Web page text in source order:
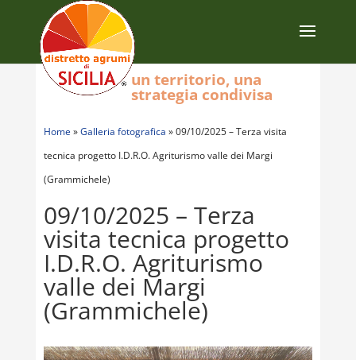
Home »Galleria fotografica »09/10/2025 – Terza visita
tecnica progetto I.D.R.O. Agriturismo valle dei Margi
(Grammichele)
09/10/2025 – Terza
visita tecnica progetto
I.D.R.O. Agriturismo
valle dei Margi
(Grammichele)
un territorio, una
strategia condivisa